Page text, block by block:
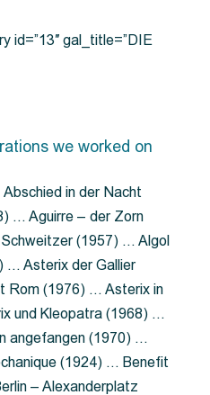
id=”13″ gal_title=”DIE
we worked on
in der Nacht
… Aguirre – der Zorn
(1957) … Algol
… Asterix der Gallier
Rom (1976) … Asterix in
und Kleopatra (1968) …
angefangen (1970) …
(1924) … Benefit
– Alexanderplatz